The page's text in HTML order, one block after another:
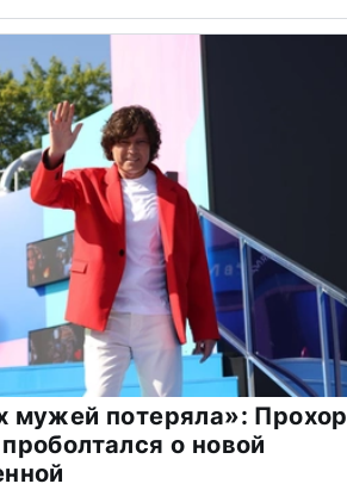
мужей потеряла»: Прохор
о новой